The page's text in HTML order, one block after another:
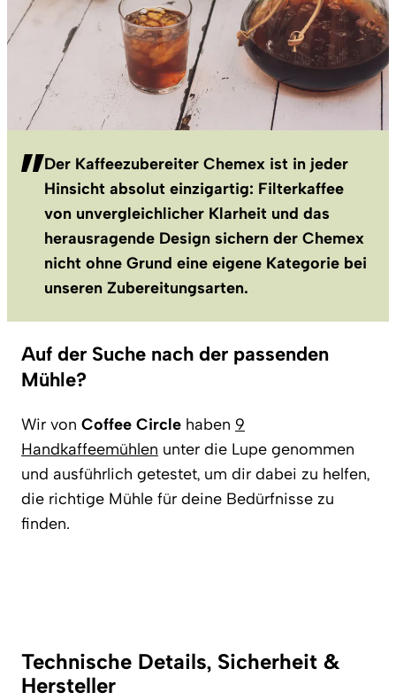
Der Kaffeezubereiter Chemex ist in jeder
Hinsicht absolut einzigartig: Filterkaffee
von unvergleichlicher Klarheit und das
herausragende Design sichern der Chemex
nicht ohne Grund eine eigene Kategorie bei
unseren Zubereitungsarten.
Auf der Suche nach der passenden
Mühle?
Wir von Coffee Circle haben 9
Handkaffeemühlen unter die Lupe genommen
und ausführlich getestet, um dir dabei zu helfen,
die richtige Mühle für deine Bedürfnisse zu
finden.
Technische Details, Sicherheit &
Hersteller